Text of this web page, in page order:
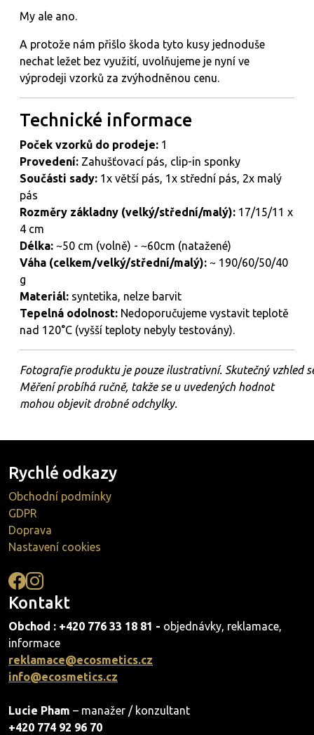
My ale ano.
A protože nám přišlo škoda tyto kusy jednoduše
nechat ležet bez využití, uvolňujeme je nyní ve
výprodeji vzorků za zvýhodněnou cenu.
Technické informace
Poček vzorků do prodeje: 1
Provedení: Zahušťovací pás, clip-in sponky
Součásti sady: 1x větší pás, 1x střední pás, 2x malý
pás
Rozměry základny (velký/střední/malý): 17/15/11 x
4 cm
Délka: ~50 cm (volně) - ~60cm (natažené)
Váha (celkem/velký/střední/malý): ~ 190/60/50/40
g
Materiál: syntetika, nelze barvit
Tepelná odolnost: Nedoporučujeme vystavit teplotě
nad 120°C (vyšší teploty nebyly testovány).
Fotografie produktu je pouze ilustrativní. Skutečný vzhled
Měření probíhá ručně, takže se u uvedených hodnot
mohou objevit drobné odchylky.
Rychlé odkazy
Obchodní podmínky
GDPR
Doprava
Nastavení cookies
Kontakt
Obchod : +420 776 33 18 81 - objednávky, reklamace,
informace
reklamace@ecosmetics.cz
info@ecosmetics.cz
Lucie Pham – manažer / konzultant
+420 774 92 96 70